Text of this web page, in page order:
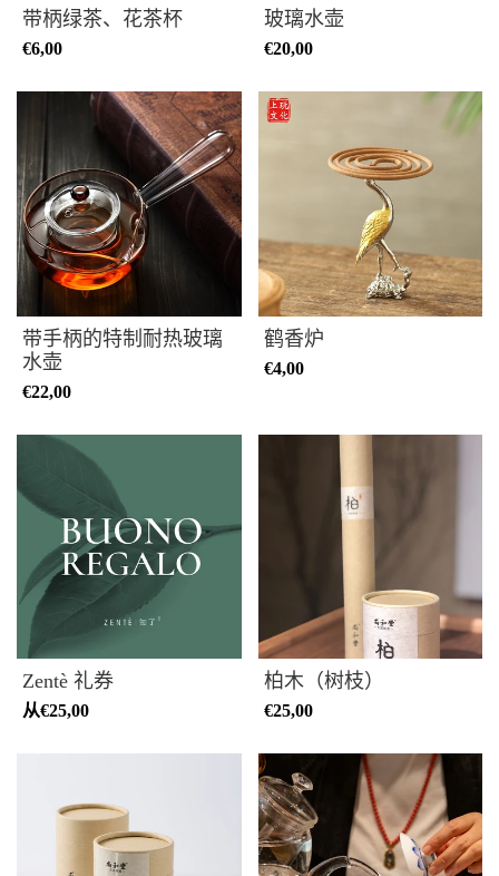
带柄绿茶、花茶杯
€6,00
玻璃水壶
€20,00
带手柄的特制耐热玻璃
水壶
€22,00
鹤香炉
€4,00
Zentè 礼券
从€25,00
柏木（树枝）
€25,00